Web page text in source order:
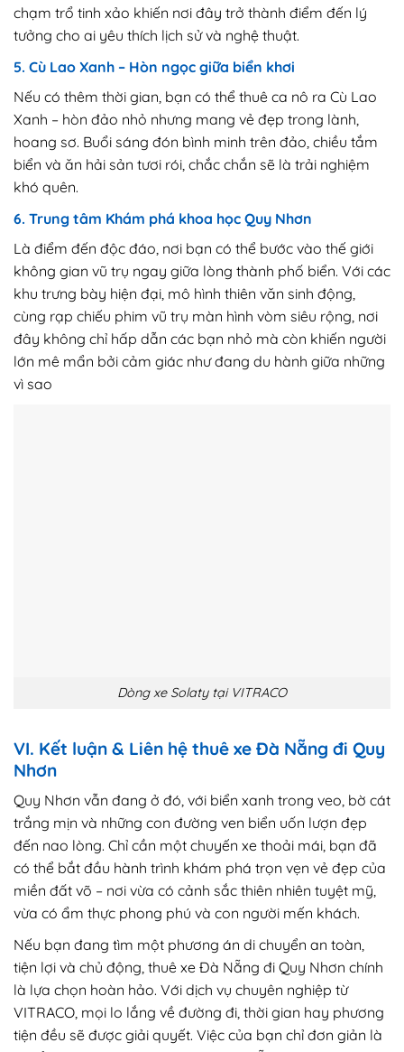
chạm trổ tinh xảo khiến nơi đây trở thành điểm đến lý
tưởng cho ai yêu thích lịch sử và nghệ thuật.
5. Cù Lao Xanh – Hòn ngọc giữa biển khơi
Nếu có thêm thời gian, bạn có thể thuê ca nô ra Cù Lao
Xanh – hòn đảo nhỏ nhưng mang vẻ đẹp trong lành,
hoang sơ. Buổi sáng đón bình minh trên đảo, chiều tắm
biển và ăn hải sản tươi rói, chắc chắn sẽ là trải nghiệm
khó quên.
6. Trung tâm Khám phá khoa học Quy Nhơn
Là điểm đến độc đáo, nơi bạn có thể bước vào thế giới
không gian vũ trụ ngay giữa lòng thành phố biển. Với các
khu trưng bày hiện đại, mô hình thiên văn sinh động,
cùng rạp chiếu phim vũ trụ màn hình vòm siêu rộng, nơi
đây không chỉ hấp dẫn các bạn nhỏ mà còn khiến người
lớn mê mẩn bởi cảm giác như đang du hành giữa những
vì sao
Dòng xe Solaty tại VITRACO
VI. Kết luận & Liên hệ thuê xe Đà Nẵng đi Quy
Nhơn
Quy Nhơn vẫn đang ở đó, với biển xanh trong veo, bờ cát
trắng mịn và những con đường ven biển uốn lượn đẹp
đến nao lòng. Chỉ cần một chuyến xe thoải mái, bạn đã
có thể bắt đầu hành trình khám phá trọn vẹn vẻ đẹp của
miền đất võ – nơi vừa có cảnh sắc thiên nhiên tuyệt mỹ,
vừa có ẩm thực phong phú và con người mến khách.
Nếu bạn đang tìm một phương án di chuyển an toàn,
tiện lợi và chủ động, thuê xe Đà Nẵng đi Quy Nhơn chính
là lựa chọn hoàn hảo. Với dịch vụ chuyên nghiệp từ
VITRACO, mọi lo lắng về đường đi, thời gian hay phương
tiện đều sẽ được giải quyết. Việc của bạn chỉ đơn giản là